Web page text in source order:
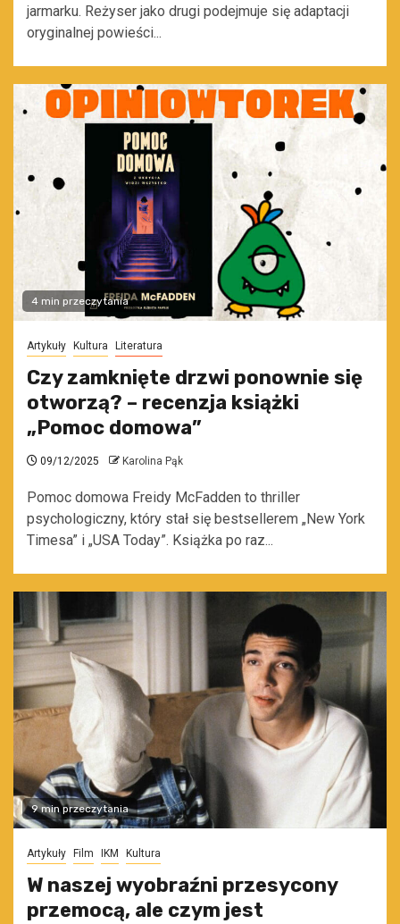
jarmarku. Reżyser jako drugi podejmuje się adaptacji
oryginalnej powieści...
4 min przeczytania
Artykuły Kultura Literatura
Czy zamknięte drzwi ponownie się
otworzą? – recenzja książki
„Pomoc domowa”
09/12/2025 Karolina Pąk
Pomoc domowa Freidy McFadden to thriller
psychologiczny, który stał się bestsellerem „New York
Timesa” i „USA Today”. Książka po raz...
9 min przeczytania
Artykuły Film IKM Kultura
W naszej wyobraźni przesycony
przemocą, ale czym jest